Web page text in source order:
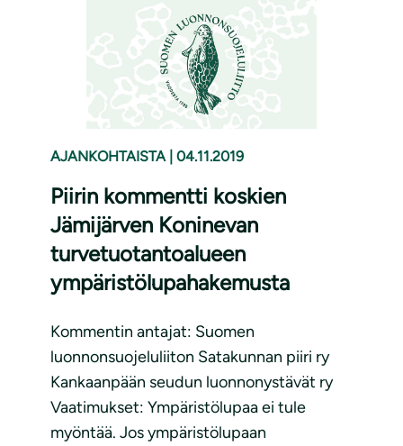
AJANKOHTAISTA 04.11.2019
Piirin kommentti koskien
Jämijärven Koninevan
turvetuotantoalueen
ympäristölupahakemusta
Kommentin antajat: Suomen
luonnonsuojeluliiton Satakunnan piiri ry
Kankaanpään seudun luonnonystävät ry
Vaatimukset: Ympäristölupaa ei tule
myöntää. Jos ympäristölupaan